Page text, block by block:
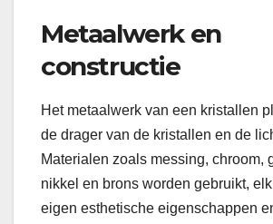
Metaalwerk en
constructie
Het metaalwerk van een kristallen
de drager van de kristallen en de
Materialen zoals messing, chroom,
nikkel en brons worden gebruikt,
eigen esthetische eigenschappen